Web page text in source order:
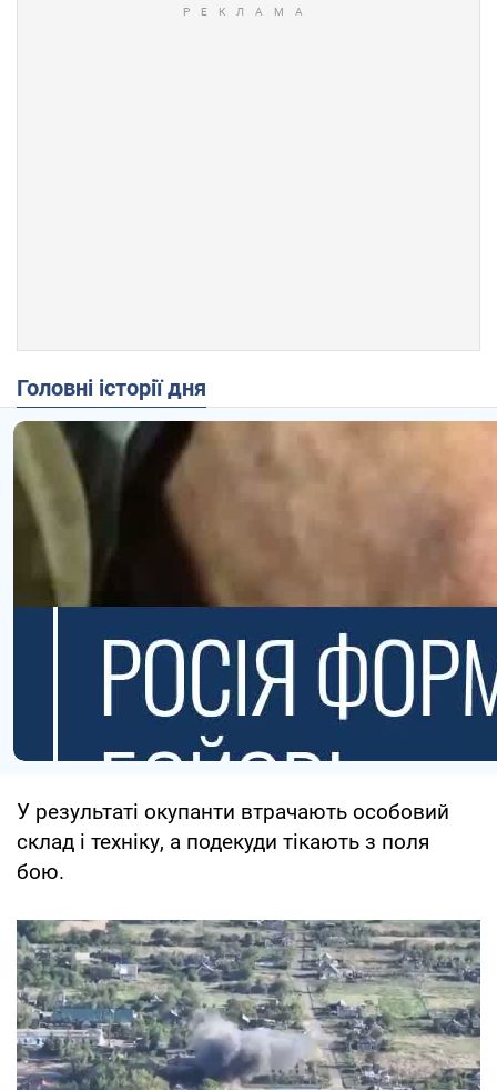
Головні історії дня
У результаті окупанти втрачають особовий
склад і техніку, а подекуди тікають з поля
бою.